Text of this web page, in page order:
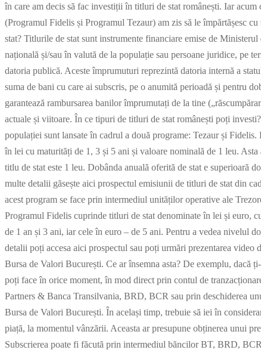
în care am decis să fac investiții în titluri de stat românești. Iar
(Programul Fidelis și Programul Tezaur) am zis să le împărtășesc
stat? Titlurile de stat sunt instrumente financiare emise de
națională și/sau în valută de la populație sau persoane juridice, pe
datoria publică. Aceste împrumuturi reprezintă datoria internă a
suma de bani cu care ai subscris, pe o anumită perioadă și pentru
garantează rambursarea banilor împrumutați de la tine
actuale și viitoare. În ce tipuri de titluri de stat românești poți
populației sunt lansate în cadrul a două programe: Tezaur și
în lei cu maturități de 1, 3 și 5 ani și valoare nominală de 1 leu.
titlu de stat este 1 leu. Dobânda anuală oferită de stat e superioară
multe detalii găsește aici prospectul emisiunii de titluri de stat din
acest program se face prin intermediul unităților operative ale
Programul Fidelis cuprinde titluri de stat denominate în lei și euro,
de 1 an și 3 ani, iar cele în euro – de 5 ani. Pentru a vedea nivelul
detalii poți accesa aici prospectul sau poți urmări prezentarea
Bursa de Valori București. Ce ar însemna asta? De exemplu, dacă
poți face în orice moment, în mod direct prin contul de
Partners & Banca Transilvania, BRD, BCR sau prin deschiderea
Bursa de Valori București. În același timp, trebuie să iei în
piață, la momentul vânzării. Aceasta ar presupune obținerea unui
Subscrierea poate fi făcută prin intermediul băncilor BT, BRD,